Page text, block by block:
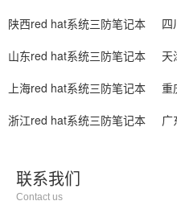
陕西red hat系统三防笔记本
四
山东red hat系统三防笔记本
天
上海red hat系统三防笔记本
重
浙江red hat系统三防笔记本
广
联系我们
Contact us